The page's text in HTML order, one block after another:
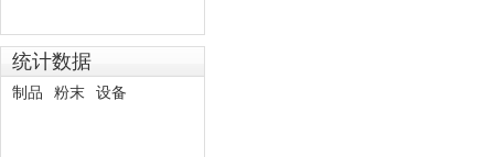
统计数据
制品 粉末 设备